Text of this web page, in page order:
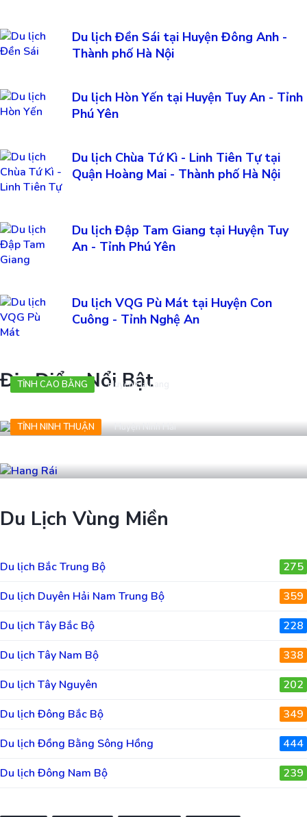
Du lịch Đền Sái tại Huyện Đông Anh -
Thành phố Hà Nội
Du lịch Hòn Yến tại Huyện Tuy An - Tỉnh
Phú Yên
Du lịch Chùa Tứ Kì - Linh Tiên Tự tại
Quận Hoàng Mai - Thành phố Hà Nội
Du lịch Đập Tam Giang tại Huyện Tuy
An - Tỉnh Phú Yên
Du lịch VQG Pù Mát tại Huyện Con
Cuông - Tỉnh Nghệ An
Địa Điểm Nổi Bật
TỈNH CAO BẰNG Huyện Hạ Lang
TỈNH NINH THUẬN Huyện Ninh Hải
Du Lịch Vùng Miền
Du lịch Bắc Trung Bộ
275
Du lịch Duyên Hải Nam Trung Bộ
359
Du lịch Tây Bắc Bộ
228
Du lịch Tây Nam Bộ
338
Du lịch Tây Nguyên
202
Du lịch Đông Bắc Bộ
349
Du lịch Đồng Bằng Sông Hồng
444
Du lịch Đông Nam Bộ
239